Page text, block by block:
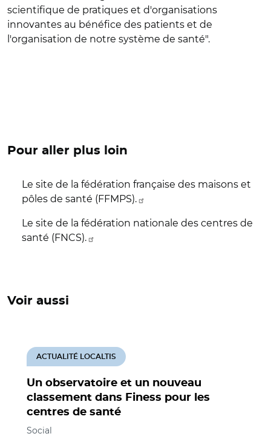
scientifique de pratiques et d'organisations
innovantes au bénéfice des patients et de
l'organisation de notre système de santé".
Pour aller plus loin
Le site de la fédération française des maisons et
pôles de santé (FFMPS).
Le site de la fédération nationale des centres de
santé (FNCS).
Voir aussi
Un observatoire et un nouveau
classement dans Finess pour les
centres de santé
ACTUALITÉ LOCALTIS
Social